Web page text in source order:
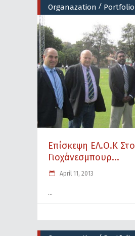
Organazation / Portfolio
Επίσκεψη ΕΛ.Ο.Κ Στο
Γιοχάνεσμπουρ...
April 11, 2013